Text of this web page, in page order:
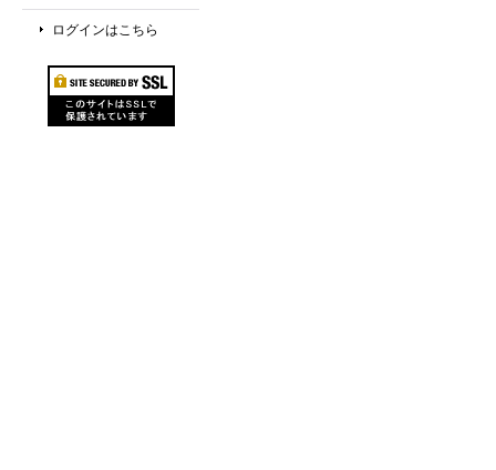
ログインはこちら